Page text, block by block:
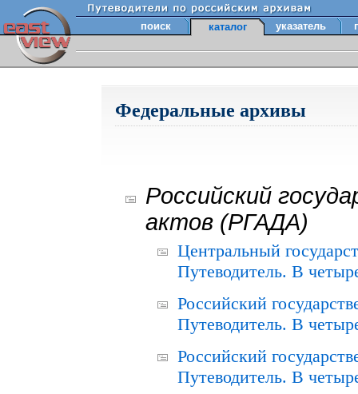
поиск каталог указатель
Федеральные архивы
Российский
актов (РГАДА)
Центральный
Путеводитель. В
Российский
Путеводитель. В
Российский
Путеводитель. В